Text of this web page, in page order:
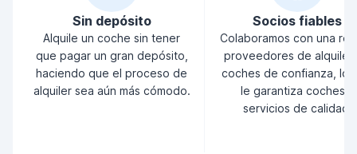
Sin depósito
Alquile un coche sin tener
que pagar un gran depósito,
haciendo que el proceso de
alquiler sea aún más cómodo.
Socios fiables
Colaboramos con una
proveedores de alquiler
coches de confianza, lo
le garantiza coches y
servicios de calidad.